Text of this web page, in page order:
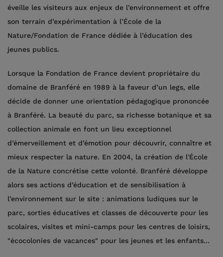
éveille les visiteurs aux enjeux de l’environnement et offre
son terrain d’expérimentation à l’École de la
Nature/Fondation de France dédiée à l’éducation des
jeunes publics.
Lorsque la Fondation de France devient propriétaire du
domaine de Branféré en 1989 à la faveur d’un legs, elle
décide de donner une orientation pédagogique prononcée
à Branféré. La beauté du parc, sa richesse botanique et sa
collection animale en font un lieu exceptionnel
d’émerveillement et d’émotion pour découvrir, connaître et
mieux respecter la nature. En 2004, la création de l'École
de la Nature concrétise cette volonté. Branféré développe
alors ses actions d’éducation et de sensibilisation à
l’environnement sur le site : animations ludiques sur le
parc, sorties éducatives et classes de découverte pour les
scolaires, visites et mini-camps pour les centres de loisirs,
"écocolonies de vacances" pour les jeunes et les enfants...